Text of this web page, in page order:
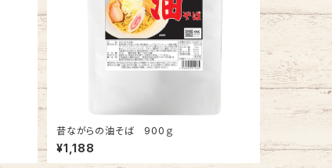
昔ながらの油そば 900ｇ
¥1,188